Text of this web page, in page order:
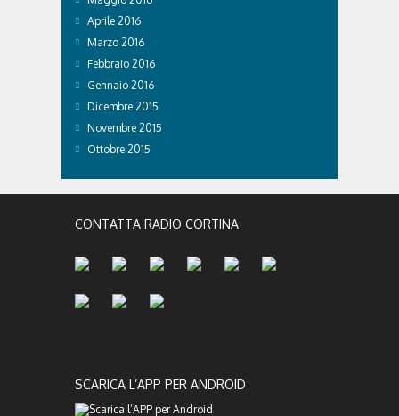
Aprile 2016
Marzo 2016
Febbraio 2016
Gennaio 2016
Dicembre 2015
Novembre 2015
Ottobre 2015
CONTATTA RADIO CORTINA
SCARICA L’APP PER ANDROID